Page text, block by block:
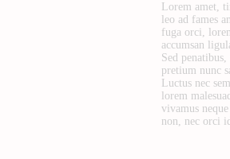
Lorem amet,
leo ad fames
fuga orci,
accumsan
Sed
pretium nunc
Luctus nec
lorem
vivamus
non, nec orci